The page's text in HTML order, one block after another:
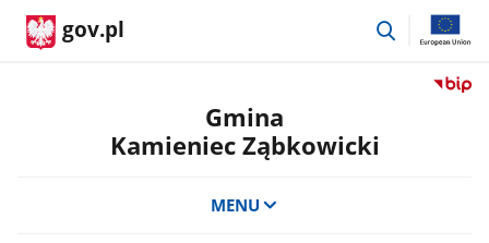
gov.pl
przejdź
Przejdź
Gmina
Kamieniec Ząbkowicki
MENU